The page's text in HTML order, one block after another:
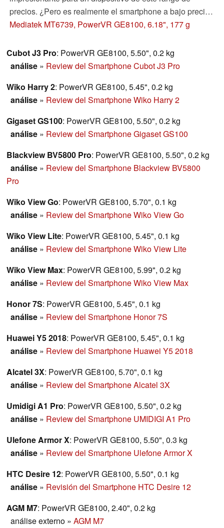
precios. ¿Pero es realmente el smartphone a bajo precio
para comprar? Nuestra revisión de la Oukitel C13 Pro
Mediatek MT6739, PowerVR GE8100, 6.18", 177 g
Cubot J3 Pro: PowerVR GE8100, 5.50", 0.2 kg
análise » Review del Smartphone Cubot J3 Pro
Wiko Harry 2: PowerVR GE8100, 5.45", 0.2 kg
análise » Review del Smartphone Wiko Harry 2
Gigaset GS100: PowerVR GE8100, 5.50", 0.2 kg
análise » Review del Smartphone Gigaset GS100
Blackview BV5800 Pro: PowerVR GE8100, 5.50", 0.2 kg
análise » Review del Smartphone Blackview BV5800
Pro
Wiko View Go: PowerVR GE8100, 5.70", 0.1 kg
análise » Review del Smartphone Wiko View Go
Wiko View Lite: PowerVR GE8100, 5.45", 0.1 kg
análise » Review del Smartphone Wiko View Lite
Wiko View Max: PowerVR GE8100, 5.99", 0.2 kg
análise » Review del Smartphone Wiko View Max
Honor 7S: PowerVR GE8100, 5.45", 0.1 kg
análise » Review del Smartphone Honor 7S
Huawei Y5 2018: PowerVR GE8100, 5.45", 0.1 kg
análise » Review del Smartphone Huawei Y5 2018
Alcatel 3X: PowerVR GE8100, 5.70", 0.1 kg
análise » Review del Smartphone Alcatel 3X
Umidigi A1 Pro: PowerVR GE8100, 5.50", 0.2 kg
análise » Review del Smartphone UMIDIGI A1 Pro
Ulefone Armor X: PowerVR GE8100, 5.50", 0.3 kg
análise » Review del Smartphone Ulefone Armor X
HTC Desire 12: PowerVR GE8100, 5.50", 0.1 kg
análise » Revisión del Smartphone HTC Desire 12
AGM M7: PowerVR GE8100, 2.40", 0.2 kg
análise externo » AGM M7